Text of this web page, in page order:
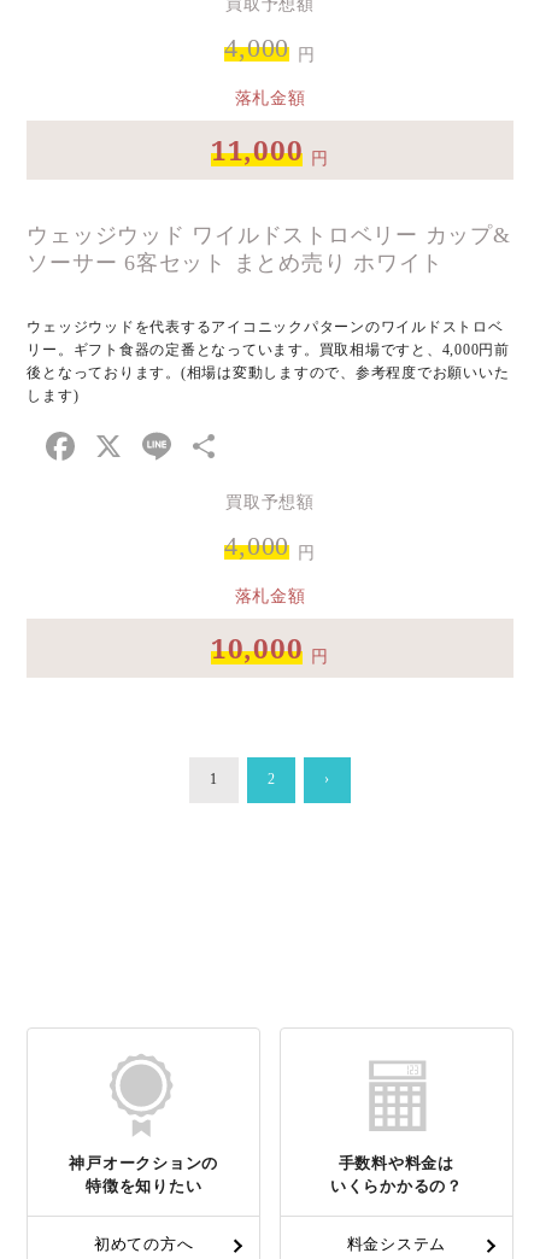
買取予想額
4,000 円
落札金額
11,000 円
ウェッジウッド ワイルドストロベリー カップ&
ソーサー 6客セット まとめ売り ホワイト
ウェッジウッドを代表するアイコニックパターンのワイルドストロベ
リー。ギフト食器の定番となっています。買取相場ですと、4,000円前
後となっております。(相場は変動しますので、参考程度でお願いいた
します)
Facebook
X Line
有
買取予想額
4,000 円
落札金額
10,000 円
1 2 ›
神戸オークションの
特徴を知りたい
初めての方へ
手数料や料金は
いくらかかるの？
料金システム